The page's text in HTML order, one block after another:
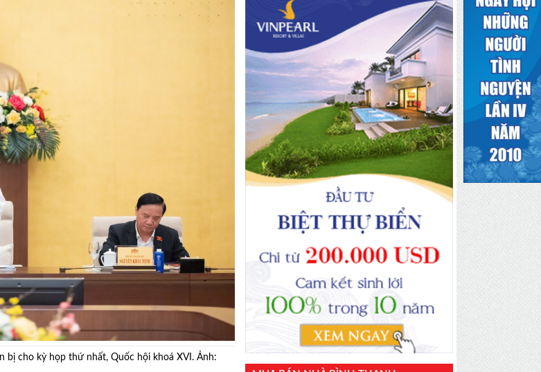
bị cho kỳ họp thứ nhất, Quốc hội khoá XVI. Ảnh: